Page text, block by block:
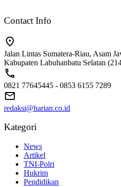
Contact Info
Jalan Lintas Sumatera-Riau, Asam
Kabupaten Labuhanbatu Selatan
0821 77645445 - 0853 6155 7289
redaksi@harian.co.id
Kategori
News
Artikel
TNI-Polri
Hukrim
Pendidikan